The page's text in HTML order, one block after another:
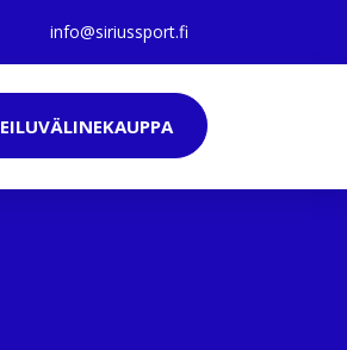
info@siriussport.fi